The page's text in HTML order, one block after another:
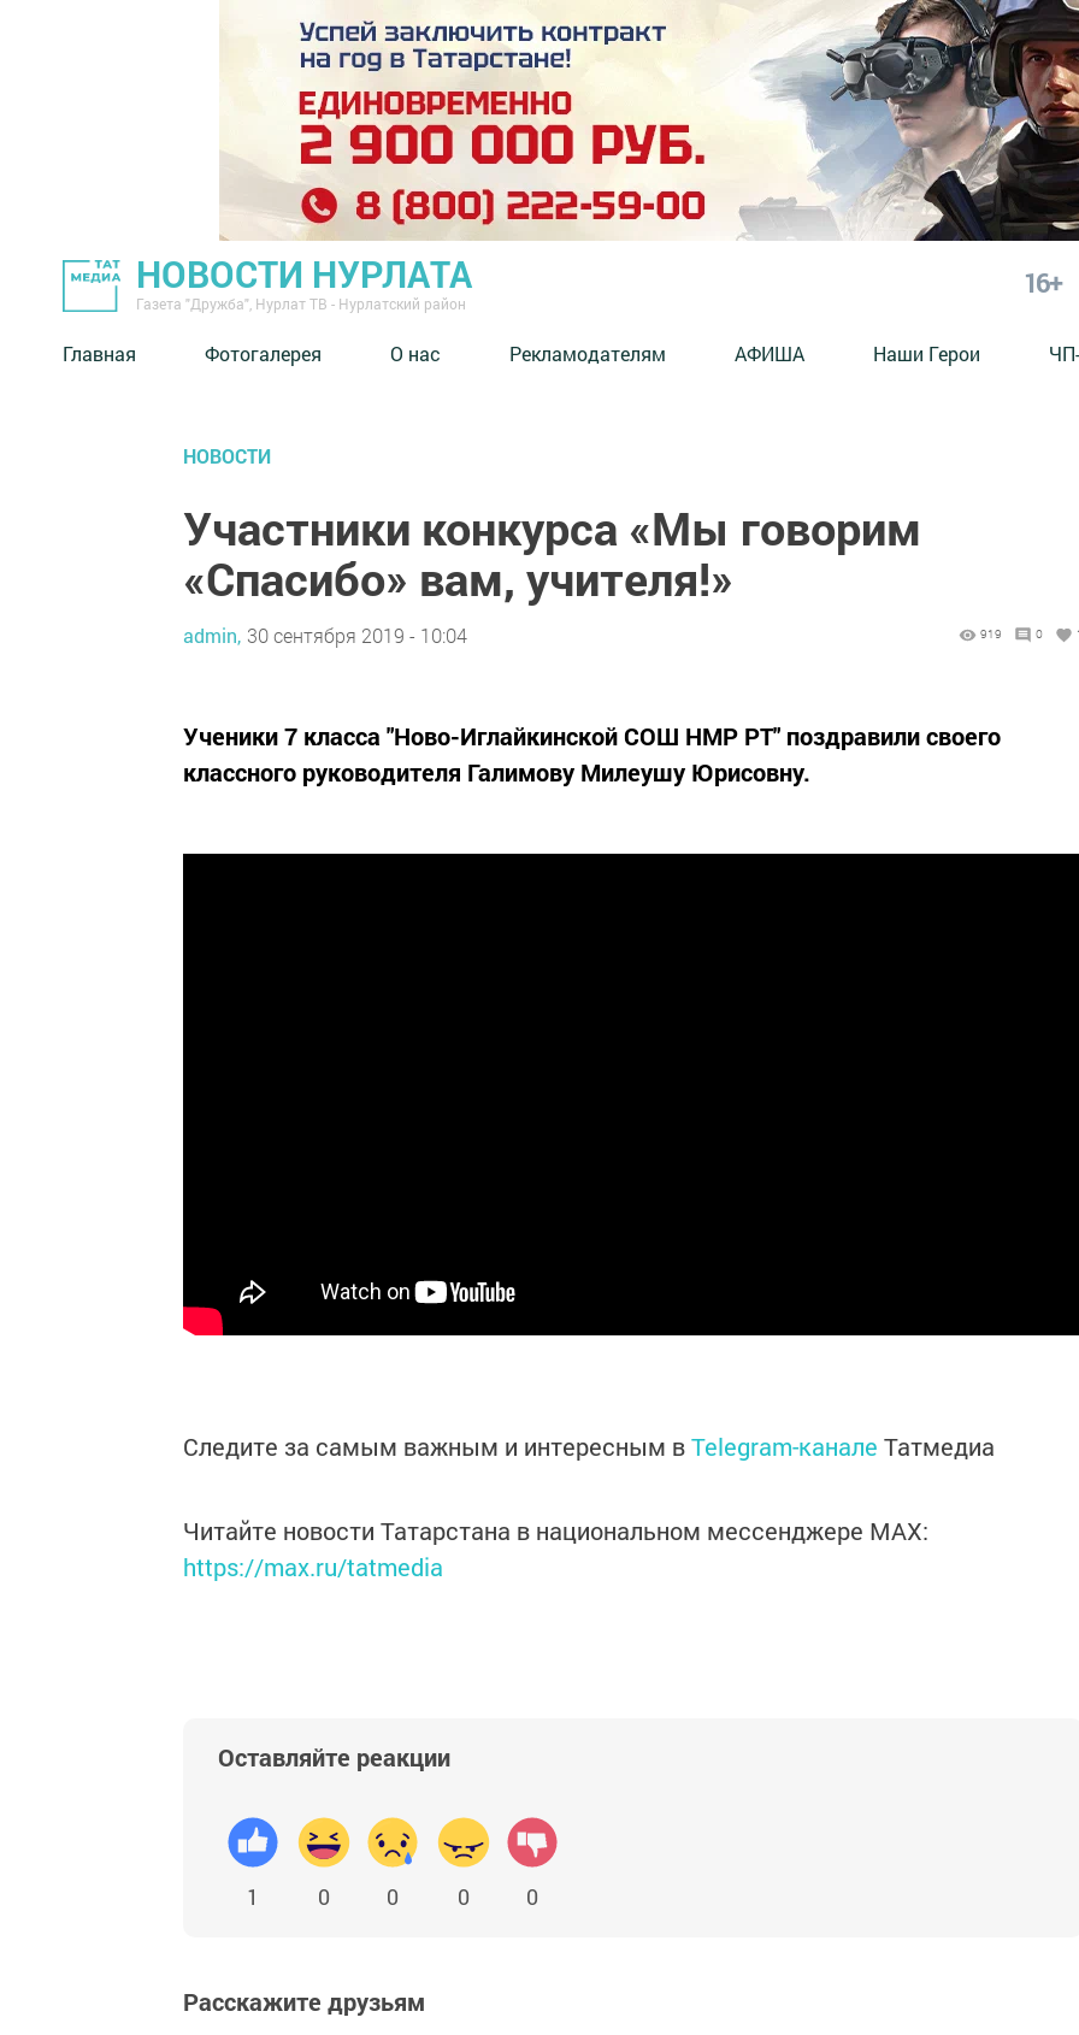
НОВОСТИ НУРЛАТА
Газета "Дружба", Нурлат ТВ - Нурлатский район
16+
Главная Фотогалерея О нас Рекламодателям АФИША Наши Герои
НОВОСТИ
Участники конкурса «Мы говорим
«Спасибо» вам, учителя!»
admin, 30 сентября 2019 - 10:04 919 0
Ученики 7 класса "Ново-Иглайкинской СОШ НМР РТ" поздравили своего
классного руководителя Галимову Милеушу Юрисовну.
Следите за самым важным и интересным вTelegram-канале Татмедиа
Читайте новости Татарстана в национальном мессенджере MАХ:
https://max.ru/tatmedia
Оставляйте реакции
1 0 0 0 0
Расскажите друзьям